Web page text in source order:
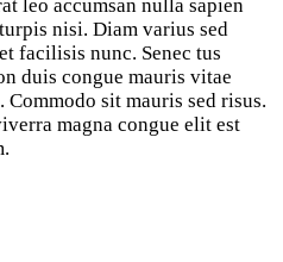
leo accumsan nulla sapien
nisi. Diam varius sed
facilisis nunc. Senec tus
duis congue mauris vitae
Commodo sit mauris sed risus.
magna congue elit est